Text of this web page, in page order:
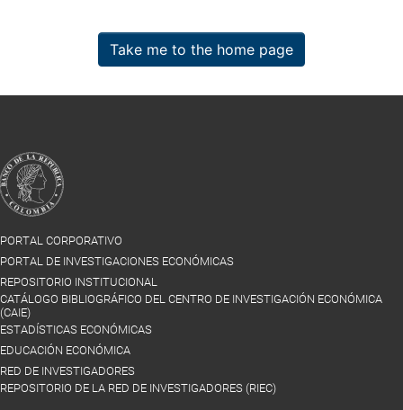
Take me to the home page
PORTAL CORPORATIVO
PORTAL DE INVESTIGACIONES ECONÓMICAS
REPOSITORIO INSTITUCIONAL
CATÁLOGO BIBLIOGRÁFICO DEL CENTRO DE INVESTIGACIÓN ECONÓMICA
(CAIE)
ESTADÍSTICAS ECONÓMICAS
EDUCACIÓN ECONÓMICA
RED DE INVESTIGADORES
REPOSITORIO DE LA RED DE INVESTIGADORES (RIEC)